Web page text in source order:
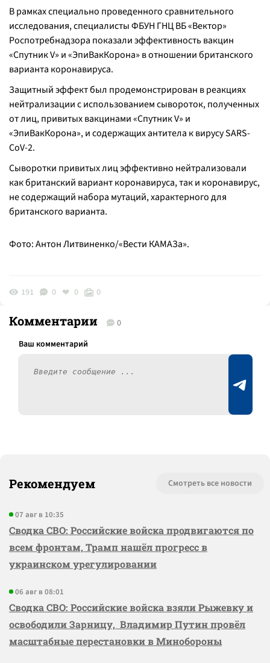
В рамках специально проведенного сравнительного
исследования, специалисты ФБУН ГНЦ ВБ «Вектор»
Роспотребнадзора показали эффективность вакцин
«Спутник V» и «ЭпиВакКорона» в отношении британского
варианта коронавируса.
Защитный эффект был продемонстрирован в реакциях
нейтрализации с использованием сывороток, полученных
от лиц, привитых вакцинами «Спутник V» и
«ЭпиВакКорона», и содержащих антитела к вирусу SARS-
CoV-2.
Сыворотки привитых лиц эффективно нейтрализовали
как британский вариант коронавируса, так и коронавирус,
не содержащий набора мутаций, характерного для
британского варианта.
Фото: Антон Литвиненко/«Вести КАМАЗа».
191 0 0 0
Комментарии 0
Рекомендуем Смотреть все новости
07 авг в 10:35
Сводка СВО: Российские войска продвигаются по
всем фронтам, Трамп нашёл прогресс в
украинском урегулировании
06 авг в 08:01
Сводка СВО: Российские войска взяли Рыжевку и
освободили Зарницу, Владимир Путин провёл
масштабные перестановки в Минобороны